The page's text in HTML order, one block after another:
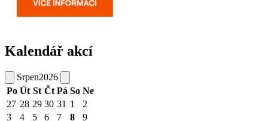
Kalendář akcí
Srpen2026
Po Út St Čt Pá So Ne
27 28 29 30 31 1
2
3
4 5 6 7 8
9